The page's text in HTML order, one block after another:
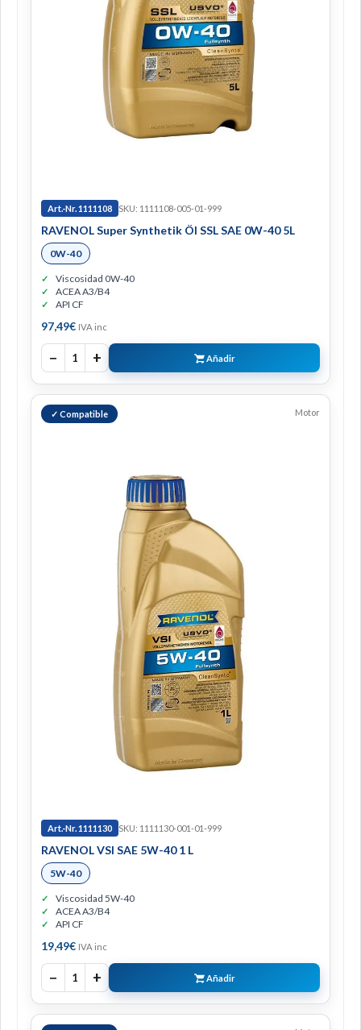
Art.-Nr. 1111108 SKU: 1111108-005-01-999
RAVENOL Super Synthetik Öl SSL SAE 0W-40 5L
0W-40
Viscosidad 0W-40
ACEA A3/B4
API CF
97,49€ IVA inc
− 1 + Añadir
✓ Compatible Motor
Art.-Nr. 1111130 SKU: 1111130-001-01-999
RAVENOL VSI SAE 5W-40 1 L
5W-40
Viscosidad 5W-40
ACEA A3/B4
API CF
19,49€ IVA inc
− 1 + Añadir